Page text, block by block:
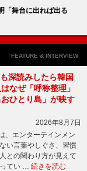
「舞台に出れば出る
FEATURE & INTERVIEW
深読みしたら韓国
なぜ「呼称整理」
ひとり島」が映す
2026年8月7日
、エンターテインメン
い言葉やしぐさ、習慣
との関わり方が見えて
てい … 続きを読む